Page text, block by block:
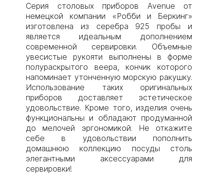
Серия столовых приборов Avenue от
немецкой компании «Робби и Беркинг»
изготовлена из серебра 925 пробы и
является идеальным дополнением
современной сервировки. Объемные
увесистые рукояти выполнены в форме
полураскрытого веера, кончик которого
напоминает утонченную морскую ракушку.
Использование таких оригинальных
приборов доставляет эстетическое
удовольствие. Кроме того, изделия очень
функциональны и обладают продуманной
до мелочей эргономикой. Не откажите
себе в удовольствии пополнить
домашнюю коллекцию посуды столь
элегантными аксессуарами для
сервировки!